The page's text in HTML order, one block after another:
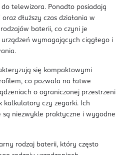
telewizora. Ponadto posiadają
dłuższy czas działania w
baterii, co czyni je
wymagających ciągłego i
się kompaktowymi
co pozwala na łatwe
o ograniczonej przestrzeni
kalkulatory czy zegarki. Ich
są niezwykle praktyczne i wygodne
rodzaj baterii, który często